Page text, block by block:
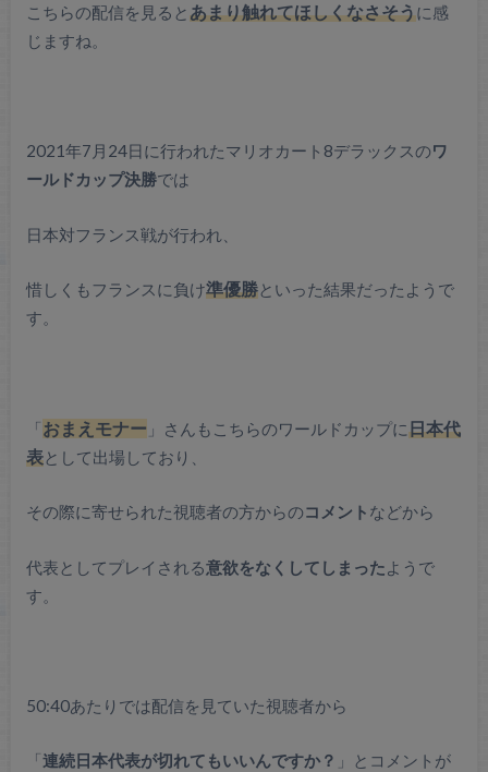
こちらの配信を見るとあまり触れてほしくなさそうに感
じますね。
2021年7月24日に行われたマリオカート8デラックスのワ
ールドカップ決勝では
日本対フランス戦が行われ、
惜しくもフランスに負け準優勝といった結果だったようで
す。
「おまえモナー 」さんもこちらのワールドカップに日本代
表として出場しており、
その際に寄せられた視聴者の方からのコメント などから
代表としてプレイされる意欲をなくしてしまったようで
す。
50:40あたりでは配信を見ていた視聴者から
「連続日本代表が切れてもいいんですか？ 」とコメントが